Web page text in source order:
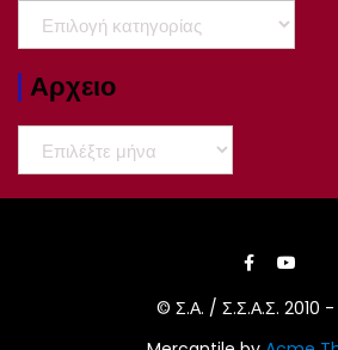
Αρχειο
© Σ.Α. / Σ.Σ.Α.Σ. 2010 -